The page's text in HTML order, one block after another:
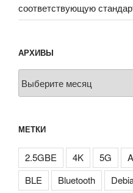
соответствующую
АРХИВЫ
МЕТКИ
2.5GBE 4K 5G
BLE
Bluetooth